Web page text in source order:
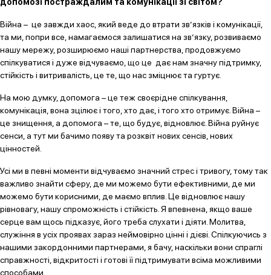
Війна – це завжди хаос, який веде до втрати зв’язків і комунікації,
та ми, попри все, намагаємося залишатися на зв’язку, розвиваємо
нашу мережу, розширюємо наші партнерства, продовжуємо
спілкуватися і дуже відчуваємо, що це дає нам значну підтримку,
стійкість і витривалість, це те, що нас зміцнює та гуртує.
На мою думку, допомога – це теж своєрідне спілкування,
комунікація, вона зцілює і того, хто дає, і того хто отримує. Війна –
це знищення, а допомога – те, що будує, відновлює. Війна руйнує
сенси, а тут ми бачимо появу та розквіт нових сенсів, нових
цінностей.
Усі ми в певні моменти відчуваємо значний стрес і тривогу, тому так
важливо знайти сферу, де ми можемо бути ефективними, де ми
можемо бути корисними, де маємо вплив. Це відновлює нашу
рівновагу, нашу спроможність і стійкість. Я впевнена, якщо ваше
серце вам щось підказує, його треба слухати і діяти. Молитва,
служіння в усіх проявах зараз неймовірно цінні і дієві. Спілкуючись з
нашими закордонними партнерами, я бачу, наскільки вони спраглі
справжності, відкритості і готові її підтримувати всіма можливими
способами.